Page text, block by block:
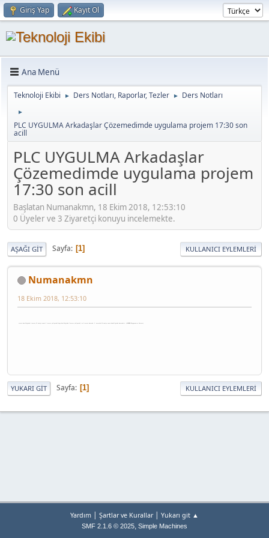
Giriş Yap Kayıt Ol
Ana Menü
Teknoloji Ekibi ► Ders Notları, Raporlar, Tezler ► Ders Notları
►
PLC UYGULMA Arkadaşlar Çözemedimde uygulama projem 17:30 son
acill
PLC UYGULMA Arkadaşlar
Çözemedimde uygulama projem
17:30 son acill
Başlatan Numanakmn, 18 Ekim 2018, 12:53:10
0 Üyeler ve 3 Ziyaretçi konuyu incelemekte.
AŞAĞI GIT Sayfa 1 KULLANICI EYLEMLERI
Numanakmn
18 Ekim 2018, 12:53:10
YUKARI GIT Sayfa 1 KULLANICI EYLEMLERI
Yardım | Şartlar ve Kurallar| Yukarı git ▲
SMF 2.1.6 © 2025, Simple Machines